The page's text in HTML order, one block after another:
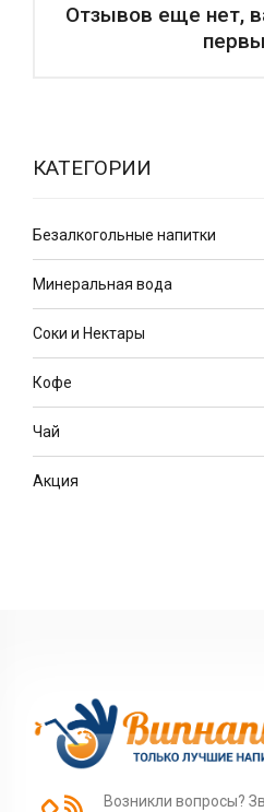
Отзывов еще нет,
КАТЕГОРИИ
Безалкогольные напитки
Минеральная вода
Соки и Нектары
Кофе
Чай
Акция
Возникли вопросы?